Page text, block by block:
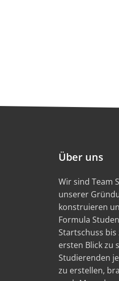
Über uns
Wir sind Team
unserer
konstruieren
Formula
Startschuss
ersten Blick zu
Studierenden
zu erstellen,